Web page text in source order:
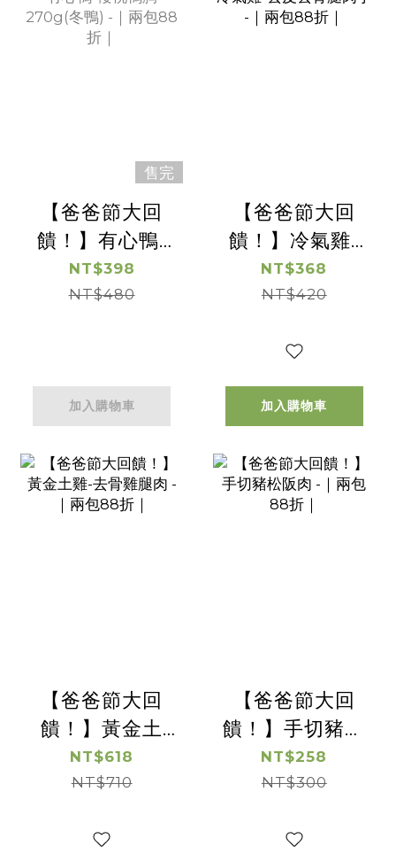
售完
【爸爸節大回
饋！】有心鴨-
櫻桃鴨胸
270g(冬鴨) -｜
NT$398
NT$480
加入購物車
【爸爸節大回
饋！】冷氣雞-
去皮去骨腿肉丁
-｜兩包88折｜
NT$368
NT$420
加入購物車
【爸爸節大回
饋！】黃金土
雞-去骨雞腿肉 -
｜兩包88折｜
NT$618
NT$710
【爸爸節大回
饋！】手切豬松
阪肉 -｜兩包88
折｜
NT$258
NT$300